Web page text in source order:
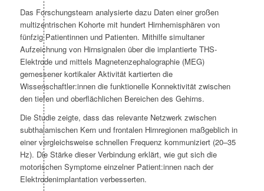
Das Forschungsteam analysierte dazu Daten einer großen
multizentrischen Kohorte mit hundert Hirnhemisphären von
fünfzig Patientinnen und Patienten. Mithilfe simultaner
Aufzeichnung von Hirnsignalen über die implantierte THS-
Elektrode und mittels Magnetenzephalographie (MEG)
gemessener kortikaler Aktivität kartierten die
Wissenschaftler:innen die funktionelle Konnektivität zwischen
den tiefen und oberflächlichen Bereichen des Gehirns.
Die Studie zeigte, dass das relevante Netzwerk zwischen
subthalamischen Kern und frontalen Hirnregionen maßgeblich in
einer vergleichsweise schnellen Frequenz kommuniziert (20–35
Hz). Die Stärke dieser Verbindung erklärt, wie gut sich die
motorischen Symptome einzelner Patient:innen nach der
Elektrodenimplantation verbesserten.